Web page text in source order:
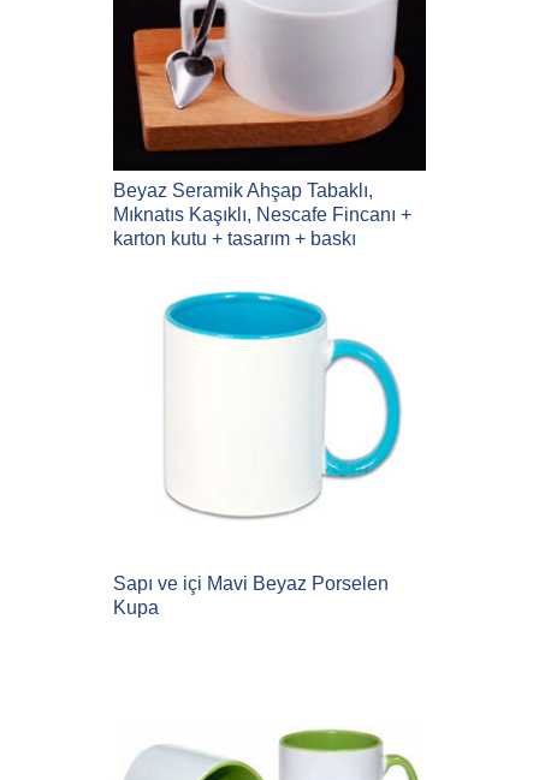
Beyaz Seramik Ahşap Tabaklı,
Mıknatıs Kaşıklı, Nescafe Fincanı +
karton kutu + tasarım + baskı
Sapı ve içi Mavi Beyaz Porselen
Kupa